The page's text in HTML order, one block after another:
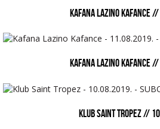
KAFANA LAZINO KAFANCE
KAFANA LAZINO KAFANCE
KLUB SAINT TROPEZ //